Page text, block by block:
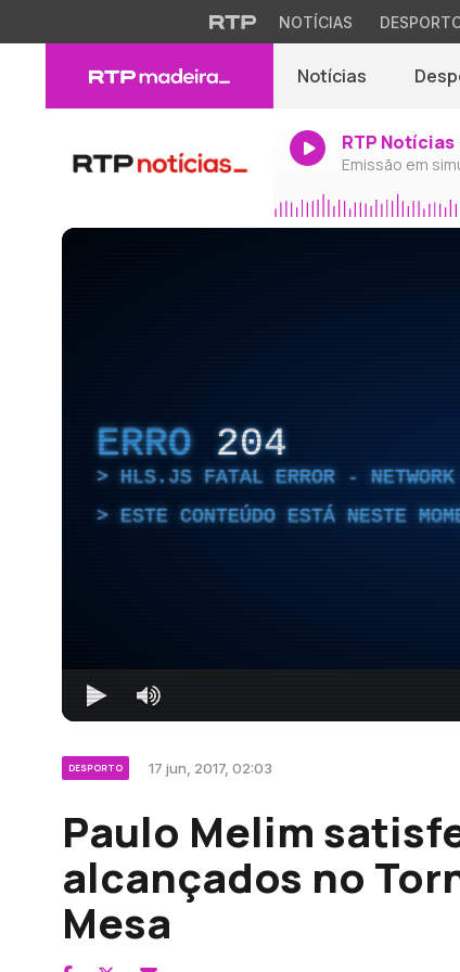
NOTÍCIAS
Notícias
RTP Notícias
Emissão em
ERRO 204
HLS.JS FATAL ERROR - NETWORK
ESTE CONTEÚDO ESTÁ NESTE
DESPORTO 17 jun, 2017, 02:03
Paulo Melim
alcançados no
Mesa